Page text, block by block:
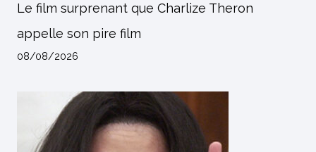
Le film surprenant que Charlize Theron
appelle son pire film
08/08/2026